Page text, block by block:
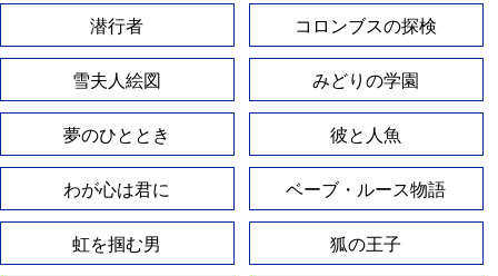
潜行者 コロンブスの探検
雪夫人絵図 みどりの学園
夢のひととき 彼と人魚
わが心は君に ベーブ・ルース物語
虹を掴む男 狐の王子